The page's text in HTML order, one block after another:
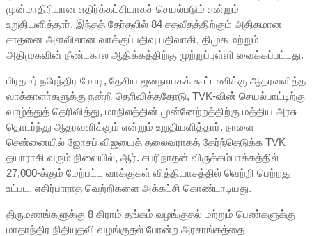
முன்மாதிரியான எதிர்க்கட்சியாகச் செயல்படும் என்றும்
உறுதியளித்தார். இந்தத் தேர்தலில் 84 சதவீதத்திற்கும் அதிகமான
சாதனை அளவிலான வாக்குப்பதிவு பதிவாகி, திமுக மற்றும்
அதிமுகவின் நீண்டகால ஆதிக்கத்திற்கு முற்றுப்புள்ளி வைக்கப்பட்டது.
பிரதமர் நரேந்திர மோடி, தேசிய ஜனநாயகக் கூட்டணிக்கு ஆதரவளித்த
வாக்காளர்களுக்கு நன்றி தெரிவித்ததோடு, TVK-வின் செயல்பாட்டிற்கு
வாழ்த்துத் தெரிவித்து, மாநிலத்தின் முன்னேற்றத்திற்கு மத்திய அரசு
தொடர்ந்து ஆதரவளிக்கும் என்றும் உறுதியளித்தார். நாளை
சென்னையில் ஜோசப் விஜயைத் தலைவராகத் தேர்ந்தெடுக்க TVK
தயாராகி வரும் நிலையில், ஆர். சபரிநாதன் விருக்கம்பாக்கத்தில்
27,000-க்கும் மேற்பட்ட வாக்குகள் வித்தியாசத்தில் வெற்றி பெற்றது
உட்பட, எதிர்பாராத வெற்றிகளை அக்கட்சி கொண்டாடியது.
திருமணங்களுக்கு 8 கிராம் தங்கம் வழங்குதல் மற்றும் பெண்களுக்கு
மாதாந்திர நிதியுதவி வழங்குதல் போன்ற அரசாங்கத்தை